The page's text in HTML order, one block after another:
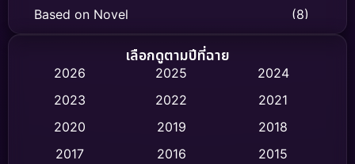
Based on Novel (8)
Biography ชีวิตจริง
Classic หนังคลาสสิก (47)
Comedy ตลก (454)
เลือกดูตามปีที่ฉาย
2026 2025
2024
2023
2022
2021
2020
2019
2018
2017
2016
2015